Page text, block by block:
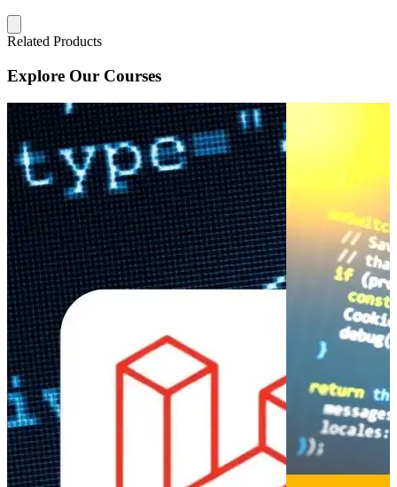
Related Products
Explore Our Courses